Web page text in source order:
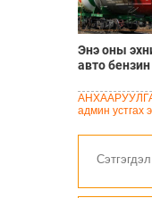
Энэ оны
авто
мянган
АНХААРУУЛГА:
админ устгах